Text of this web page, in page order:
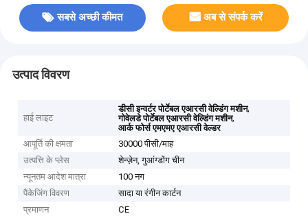
सबसे अच्छी कीमत अब से संपर्क करें
उत्पाद विवरण
हाई लाइट
डीसी इन्वर्टर पोर्टेबल एआरसी वेल्डिंग मशीन,
गोवेलडे पोर्टेबल एआरसी वेल्डिंग मशीन,
आर्क फोर्स एमएमए एआरसी वेल्डर
आपूर्ति की क्षमता
30000 पीसी/माह
उत्पत्ति के प्लेस
शेन्ज़ेन, गुआंग्डोंग चीन
न्यूनतम आदेश मात्रा
100 नग
पैकेजिंग विवरण
सादा या रंगीन कार्टन
प्रमाणन
CE